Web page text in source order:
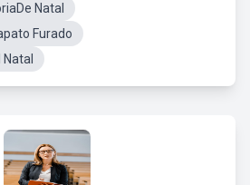
Natal
Furado